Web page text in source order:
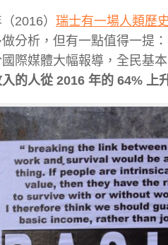
2016） 瑞士有一場人類歷
分析，但有一點值得一提
際媒體大幅報導，全民基
的人從 2016 年的 64% 上